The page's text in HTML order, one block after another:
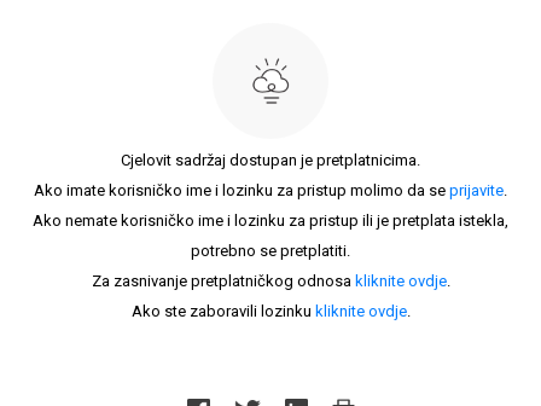
Cjelovit sadržaj dostupan je pretplatnicima.
Ako imate korisničko ime i lozinku za pristup molimo da se prijavite.
Ako nemate korisničko ime i lozinku za pristup ili je pretplata istekla,
potrebno se pretplatiti.
Za zasnivanje pretplatničkog odnosa kliknite ovdje.
Ako ste zaboravili lozinku kliknite ovdje.